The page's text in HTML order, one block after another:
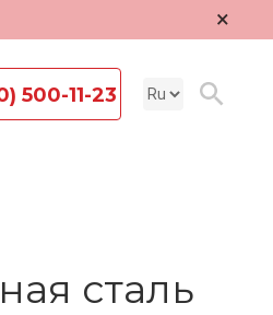
×
500-11-23
сталь